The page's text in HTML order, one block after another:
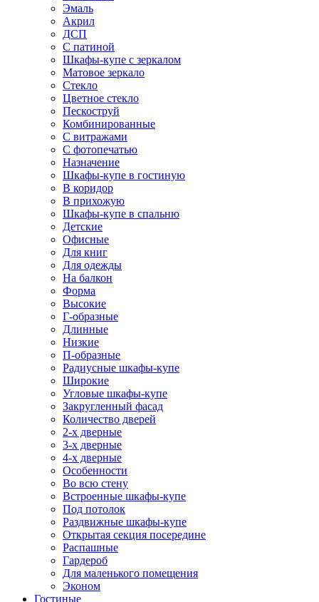
Эмаль
Акрил
ДСП
С патиной
Шкафы-купе с зеркалом
Матовое зеркало
Стекло
Цветное стекло
Пескоструй
Комбинированные
С витражами
С фотопечатью
Назначение
Шкафы-купе в гостиную
В коридор
В прихожую
Шкафы-купе в спальню
Детские
Офисные
Для книг
Для одежды
На балкон
Форма
Высокие
Г-образные
Длинные
Низкие
П-образные
Радиусные шкафы-купе
Широкие
Угловые шкафы-купе
Закругленный фасад
Количество дверей
2-х дверные
3-х дверные
4-х дверные
Особенности
Во всю стену
Встроенные шкафы-купе
Под потолок
Раздвижные шкафы-купе
Открытая секция посередине
Распашные
Гардероб
Для маленького помещения
Эконом
Гостиные